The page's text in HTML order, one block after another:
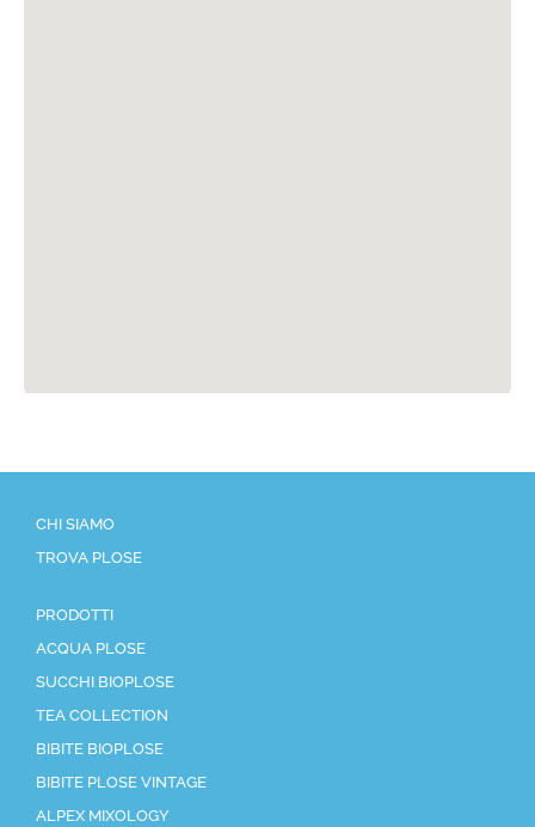
CHI SIAMO
TROVA PLOSE
PRODOTTI
ACQUA PLOSE
SUCCHI BIOPLOSE
TEA COLLECTION
BIBITE BIOPLOSE
BIBITE PLOSE VINTAGE
ALPEX MIXOLOGY